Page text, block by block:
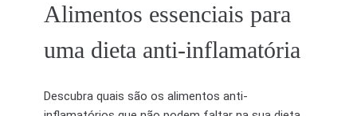
Alimentos essenciais para
uma dieta anti-inflamatória
Descubra quais são os alimentos anti-